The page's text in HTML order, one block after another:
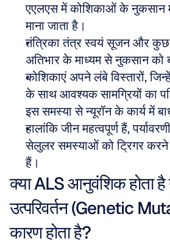
एएलएस में कोशिकाओं के नुकसान में
माना जाता है।
तंत्रिका तंत्र स्वयं सूजन और
अतिभार के माध्यम से नुकसान को
कोशिकाएं अपने लंबे विस्तारों,
के साथ आवश्यक सामग्रियों का
इस समस्या से न्यूरॉन के कार्य में
हालांकि जीन महत्वपूर्ण हैं,
सेलुलर समस्याओं को ट्रिगर करने
हैं।
क्या ALS आनुवंशिक होता
उत्परिवर्तन (Genetic
कारण होता है?